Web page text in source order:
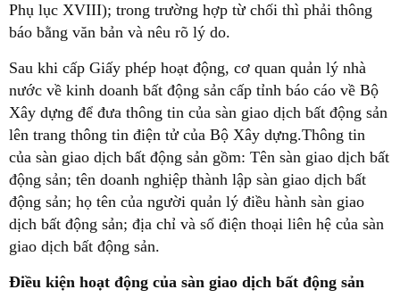
Phụ lục XVIII); trong trường hợp từ chối thì phải thông
báo bằng văn bản và nêu rõ lý do.
Sau khi cấp Giấy phép hoạt động, cơ quan quản lý nhà
nước về kinh doanh bất động sản cấp tỉnh báo cáo về Bộ
Xây dựng để đưa thông tin của sàn giao dịch bất động sản
lên trang thông tin điện tử của Bộ Xây dựng.Thông tin
của sàn giao dịch bất động sản gồm: Tên sàn giao dịch bất
động sản; tên doanh nghiệp thành lập sàn giao dịch bất
động sản; họ tên của người quản lý điều hành sàn giao
dịch bất động sản; địa chỉ và số điện thoại liên hệ của sàn
giao dịch bất động sản.
Điều kiện hoạt động của sàn giao dịch bất động sản